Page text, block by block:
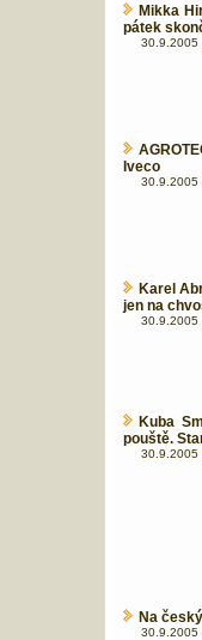
Mikka
pátek
30.9.2005
Iveco
30.9.2005
Karel
jen na
30.9.2005
Kuba
pouště.
30.9.2005
Na
30.9.2005